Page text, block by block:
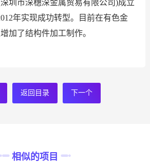
圳市深穗深金属贸易有限公司)成立
年实现成功转型。目前在有色金
加了结构件加工制作。
返回目录 下一个
相似的项目